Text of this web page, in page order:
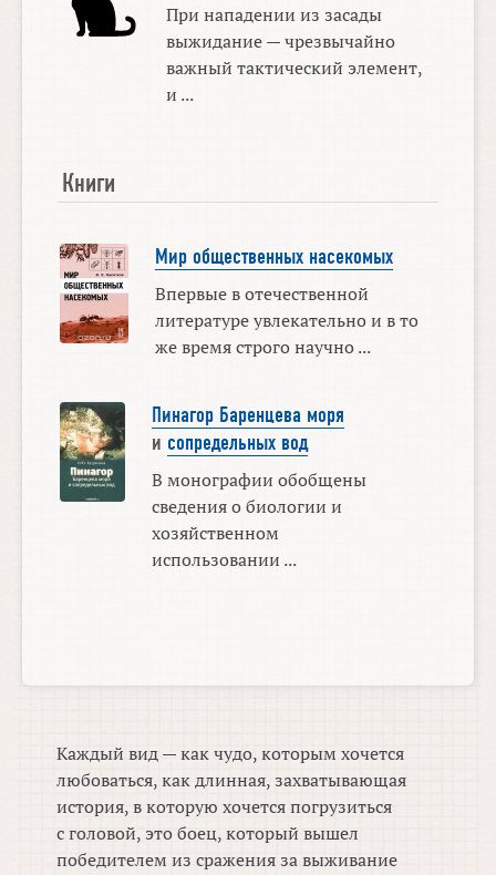
При нападении из засады
выжидание — чрезвычайно
важный тактический элемент,
и ...
Книги
Мир общественных насекомых
Впервые в отечественной
литературе увлекательно и в то
же время строго научно ...
Пинагор Баренцева моря
и сопредельных вод
В монографии обобщены
сведения о биологии и
хозяйственном
использовании ...
Каждый вид — как чудо, которым хочется
любоваться, как длинная, захватывающая
история, в которую хочется погрузиться
с головой, это боец, который вышел
победителем из сражения за выживание